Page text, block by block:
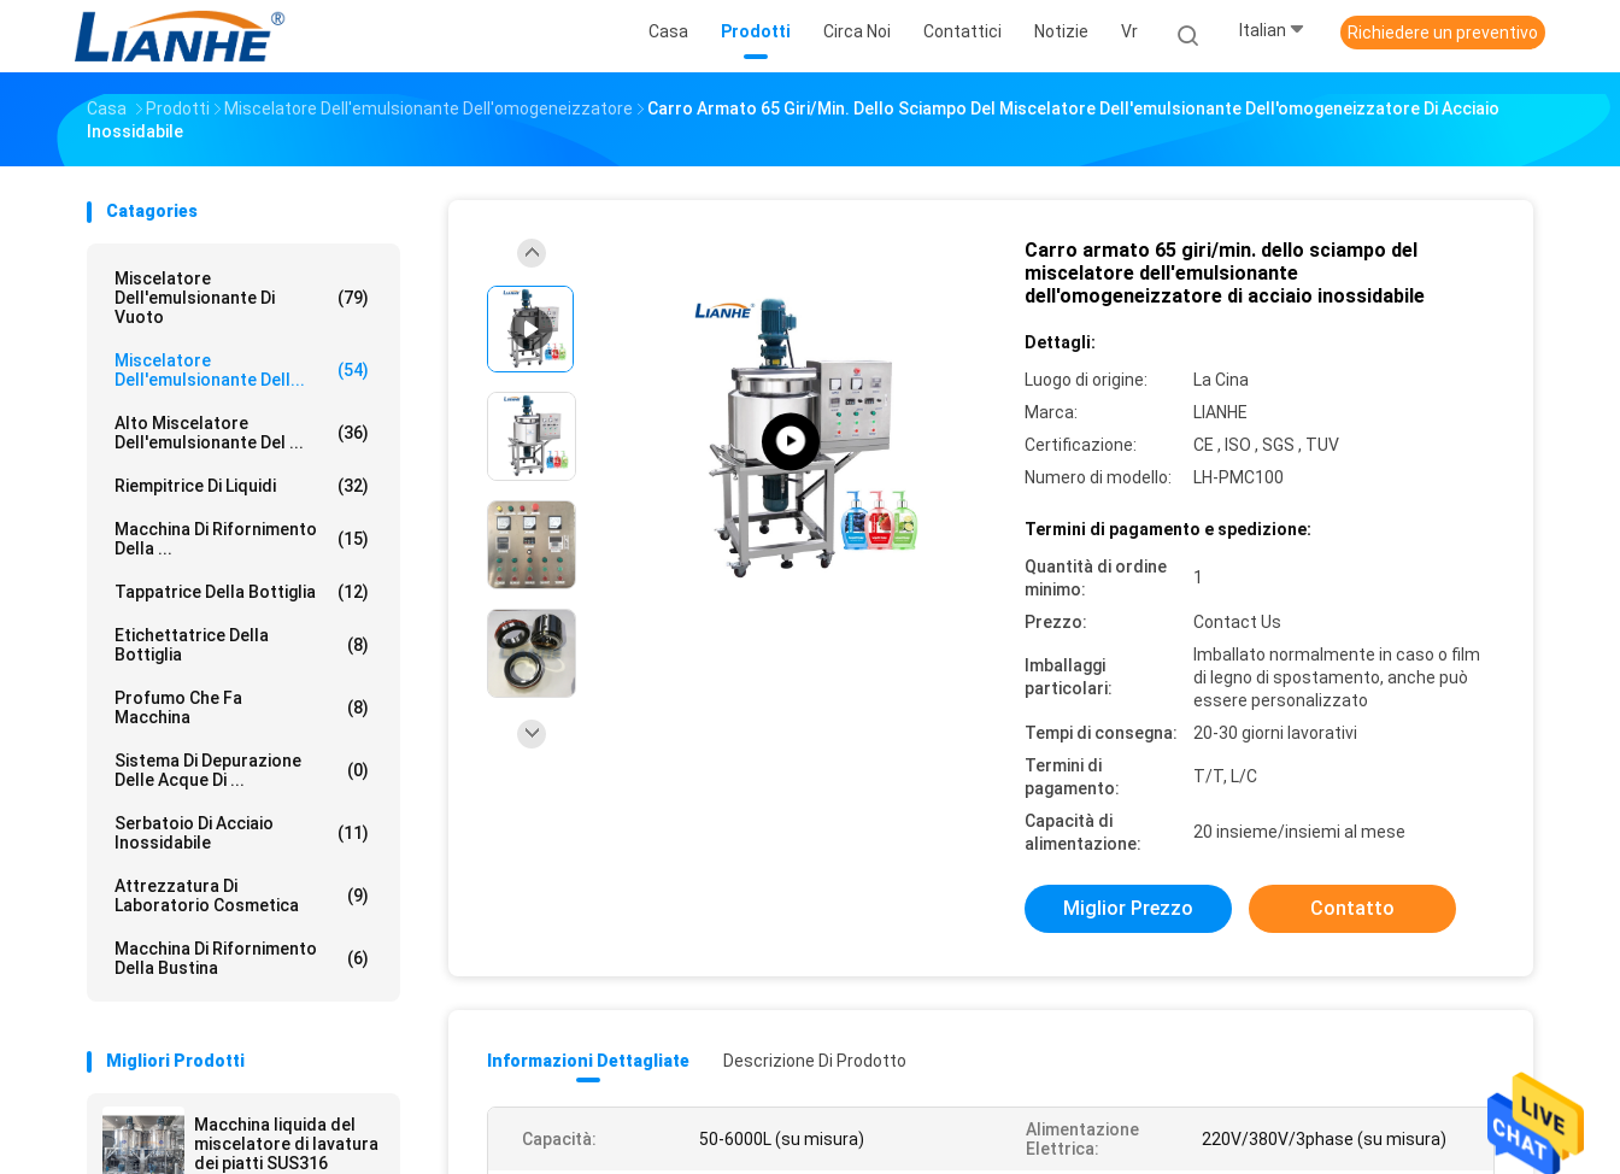
Casa Prodotti Circa Noi Contattici Notizie Vr Italian Richiedere un preventivo
Casa Prodotti Miscelatore Dell'emulsionante Dell'omogeneizzatore
Carro Armato 65 Giri/min. Dello Sciampo Del Miscelatore Dell'emulsionante Dell'omogeneizzatore Di Acciaio
Inossidabile
Catagories
Miscelatore
Dell'emulsionante Di
Vuoto
(79)
Miscelatore
Dell'emulsionante Dell...
(54)
Alto Miscelatore
Dell'emulsionante Del ...
(36)
Riempitrice Di Liquidi (32)
Macchina Di Rifornimento
Della ...
(15)
Tappatrice Della Bottiglia (12)
Etichettatrice Della
Bottiglia
(8)
Profumo Che Fa
Macchina
(8)
Sistema Di Depurazione
Delle Acque Di ...
(0)
Serbatoio Di Acciaio
Inossidabile
(11)
Attrezzatura Di
Laboratorio Cosmetica
(9)
Macchina Di Rifornimento
Della Bustina
(6)
Migliori Prodotti
Macchina liquida del
miscelatore di lavatura
dei piatti SUS316
Carro armato 65 giri/min. dello sciampo del
miscelatore dell'emulsionante
dell'omogeneizzatore di acciaio inossidabile
Dettagli:
Luogo di origine:
La Cina
Marca:
LIANHE
Certificazione:
CE , ISO , SGS , TUV
Numero di modello:
LH-PMC100
Termini di pagamento e spedizione:
Quantità di ordine
minimo:
1
Prezzo: Contact Us
Imballaggi
particolari:
Imballato normalmente in caso o film
di legno di spostamento, anche può
essere personalizzato
Tempi di consegna:
20-30 giorni lavorativi
Termini di
pagamento:
T/T, L/C
Capacità di
alimentazione:
20 insieme/insiemi al mese
Miglior Prezzo Contatto
Informazioni Dettagliate Descrizione Di Prodotto
Capacità: 50-6000L (su misura)
Alimentazione
Elettrica:
220V/380V/3phase (su misura)